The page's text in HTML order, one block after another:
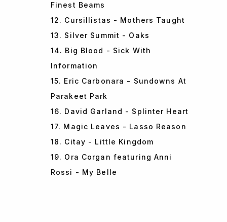
Finest Beams
12. Cursillistas - Mothers Taught
13. Silver Summit - Oaks
14. Big Blood - Sick With
Information
15. Eric Carbonara - Sundowns At
Parakeet Park
16. David Garland - Splinter Heart
17. Magic Leaves - Lasso Reason
18. Citay - Little Kingdom
19. Ora Corgan featuring Anni
Rossi - My Belle